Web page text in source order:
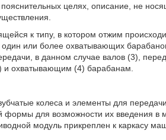
целях, описание, не
к типу, в котором отжим
или более охватывающих
в данном случае валов (3),
и охватывающим (4) барабанам.
колеса и элементы для
для возможности их введения в
модуль прикреплен к каркасу